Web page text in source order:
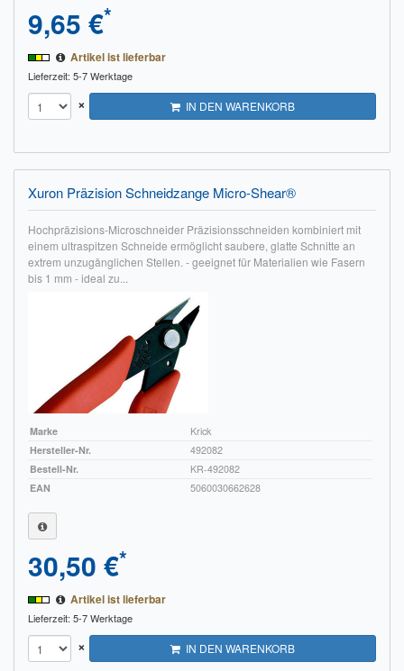
9,65 €*
Artikel ist lieferbar
Lieferzeit: 5-7 Werktage
× IN DEN WARENKORB
Xuron Präzision Schneidzange Micro-Shear®
Hochpräzisions-Microschneider Präzisionsschneiden kombiniert mit
einem ultraspitzen Schneide ermöglicht saubere, glatte Schnitte an
extrem unzugänglichen Stellen. - geeignet für Materialien wie Fasern
bis 1 mm - ideal zu...
Marke
Krick
Hersteller-Nr.
492082
Bestell-Nr.
KR-492082
EAN
5060030662628
30,50 €*
Artikel ist lieferbar
Lieferzeit: 5-7 Werktage
× IN DEN WARENKORB